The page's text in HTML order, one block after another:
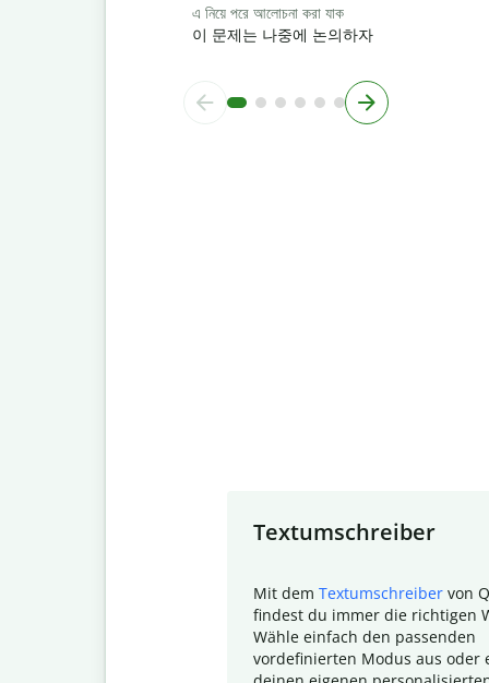
এ নিয়ে পরে আলোচনা করা যাক
이 문제는 나중에 논의하자
Textumschreiber
Mit dem Textumschreiber von
findest du immer die richtigen
Wähle einfach den passenden
vordefinierten Modus aus oder